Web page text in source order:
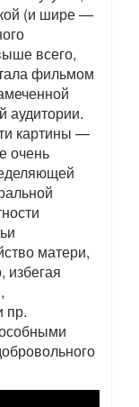
(и шире —
всего,
фильмом
аудитории.
картины —
очень
матери,
избегая
пр.